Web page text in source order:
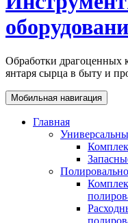
Обработки драгоценных
янтаря сырца в быту и
Мобильная навигация
Главная